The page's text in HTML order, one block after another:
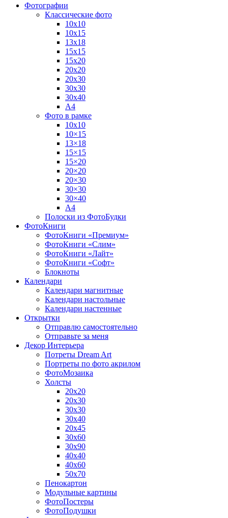
Фотографии
Классические фото
10х10
10х15
13х18
15х15
15х20
20х20
20х30
30х30
30х40
А4
Фото в рамке
10х10
10×15
13×18
15×15
15×20
20×20
20×30
30×30
30×40
A4
Полоски из ФотоБудки
ФотоКниги
ФотоКниги «Премиум»
ФотоКниги «Слим»
ФотоКниги «Лайт»
ФотоКниги «Софт»
Блокноты
Календари
Календари магнитные
Календари настольные
Календари настенные
Открытки
Отправлю самостоятельно
Отправьте за меня
Декор Интерьера
Потреты Dream Art
Портреты по фото акрилом
ФотоМозаика
Холсты
20х20
20х30
30х30
30х40
20х45
30х60
30х90
40х40
40х60
50х70
Пенокартон
Модульные картины
ФотоПостеры
ФотоПодушки